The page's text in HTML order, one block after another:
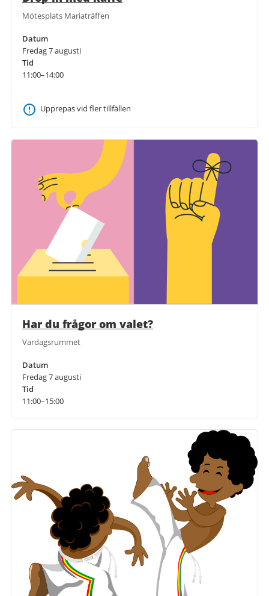
Mötesplats Mariaträffen
Datum
Fredag 7 augusti
Tid
11:00–14:00
Upprepas vid fler tillfällen
Har du frågor om valet?
Vardagsrummet
Datum
Fredag 7 augusti
Tid
11:00–15:00